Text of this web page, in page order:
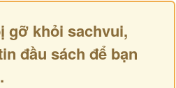
gỡ khỏi sachvui,
đầu sách để bạn